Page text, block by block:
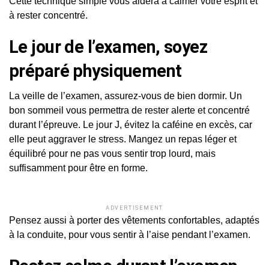
à rester concentré.
Le jour de l’examen, soyez
préparé physiquement
La veille de l’examen, assurez-vous de bien dormir. Un
bon sommeil vous permettra de rester alerte et concentré
durant l’épreuve. Le jour J, évitez la caféine en excès, car
elle peut aggraver le stress. Mangez un repas léger et
équilibré pour ne pas vous sentir trop lourd, mais
suffisamment pour être en forme.
ADVERTISEMENT
Pensez aussi à porter des vêtements confortables, adaptés
à la conduite, pour vous sentir à l’aise pendant l’examen.